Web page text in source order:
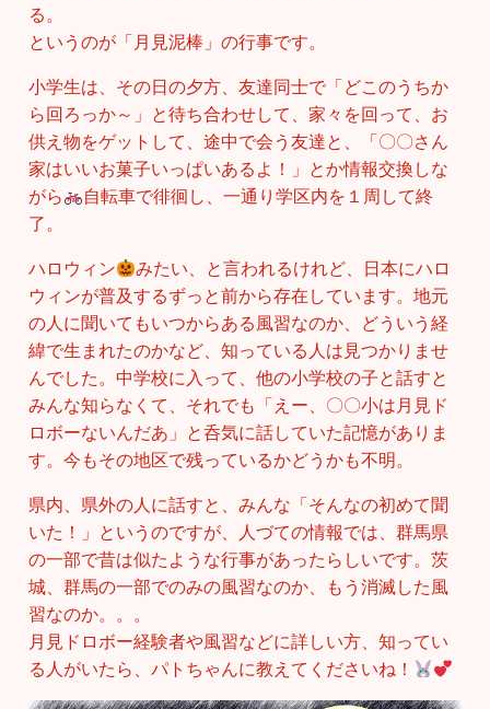
る。
というのが「月見泥棒」の行事です。
小学生は、その日の夕方、友達同士で「どこのうちか
ら回ろっか～」と待ち合わせして、家々を回って、お
供え物をゲットして、途中で会う友達と、「〇〇さん
家はいいお菓子いっぱいあるよ！」とか情報交換しな
がら
自転車で徘徊し、一通り学区内を１周して終
了。
ハロウィン
みたい、と言われるけれど、日本にハロ
ウィンが普及するずっと前から存在しています。地元
の人に聞いてもいつからある風習なのか、どういう経
緯で生まれたのかなど、知っている人は見つかりませ
んでした。中学校に入って、他の小学校の子と話すと
みんな知らなくて、それでも「えー、〇〇小は月見ド
ロボーないんだあ」と呑気に話していた記憶がありま
す。今もその地区で残っているかどうかも不明。
県内、県外の人に話すと、みんな「そんなの初めて聞
いた！」というのですが、人づての情報では、群馬県
の一部で昔は似たような行事があったらしいです。茨
城、群馬の一部でのみの風習なのか、もう消滅した風
習なのか。。。
月見ドロボー経験者や風習などに詳しい方、知ってい
る人がいたら、パトちゃんに教えてくださいね！